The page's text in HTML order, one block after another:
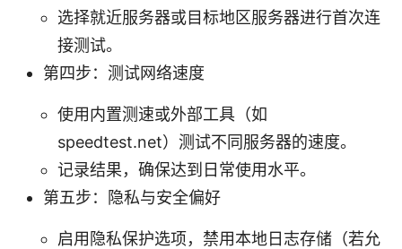
选择就近服务器或目标地区服务器进行首次连
接测试。
第四步：测试网络速度
使用内置测速或外部工具（如
speedtest.net）测试不同服务器的速度。
记录结果，确保达到日常使用水平。
第五步：隐私与安全偏好
启用隐私保护选项，禁用本地日志存储（若允